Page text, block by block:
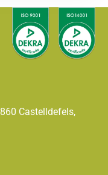
Castelldefels,